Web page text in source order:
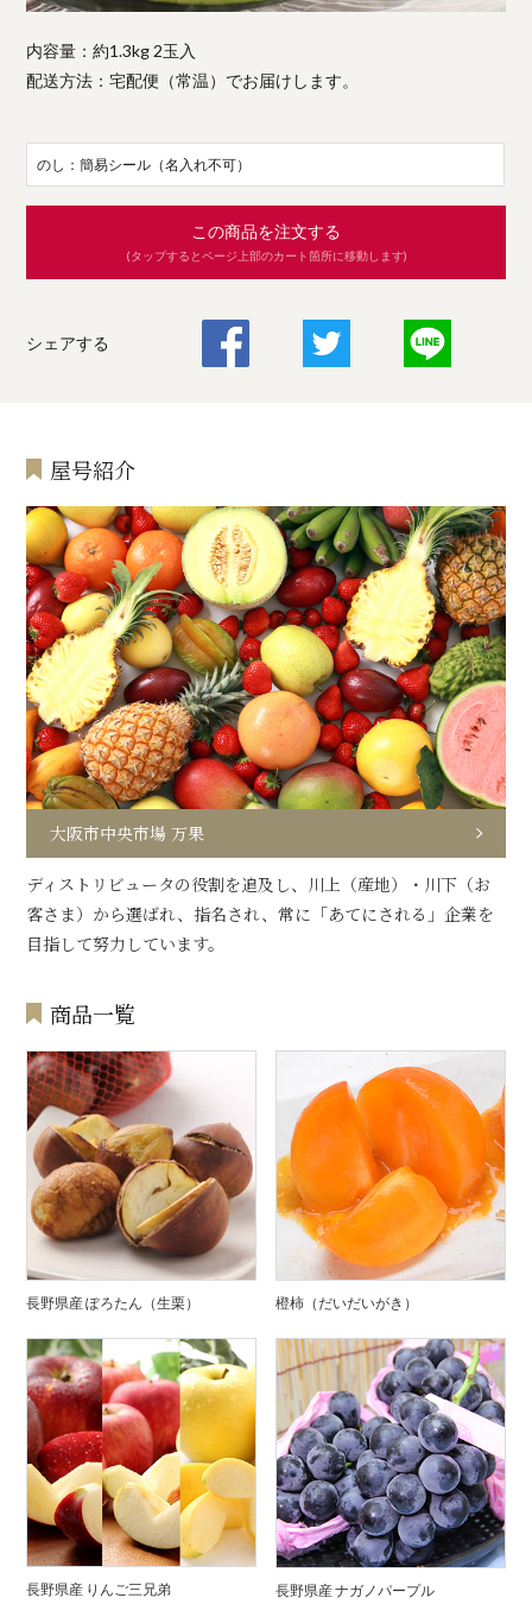
内容量：約1.3kg 2玉入
配送方法：宅配便（常温）でお届けします。
のし：簡易シール（名入れ不可）
この商品を注文する
(タップするとページ上部のカート箇所に移動します)
シェアする
屋号紹介
大阪市中央市場 万果
ディストリビュータの役割を追及し、川上（産地）・川下（お
客さま）から選ばれ、指名され、常に「あてにされる」企業を
目指して努力しています。
商品一覧
長野県産 ぽろたん（生栗） 橙柿（だいだいがき）
長野県産 りんご三兄弟 長野県産 ナガノパープル